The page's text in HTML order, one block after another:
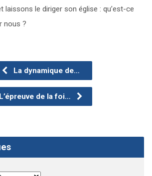
laissons le diriger son église : qu’est-ce
nous ?
La dynamique de…
L’épreuve de la foi…